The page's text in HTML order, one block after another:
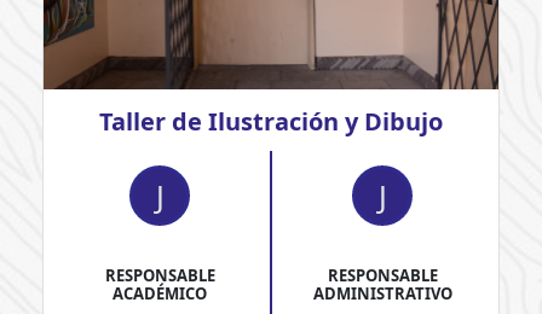
Taller de Ilustración y Dibujo
J
RESPONSABLE
ACADÉMICO
J
RESPONSABLE
ADMINISTRATIVO